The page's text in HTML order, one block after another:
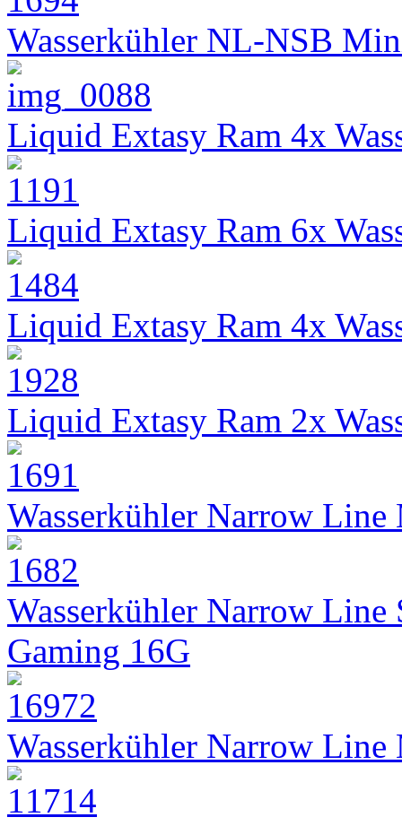
Wasserkühler NL-NSB
Liquid Extasy Ram 4x
Liquid Extasy Ram 6x
Liquid Extasy Ram 4x
Liquid Extasy Ram 2x
Wasserkühler Narrow
Wasserkühler Narrow
Gaming 16G
Wasserkühler Narrow